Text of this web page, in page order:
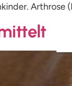
Arthrose